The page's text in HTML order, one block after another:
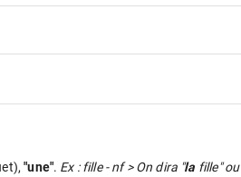
"une". Ex : fille - nf > On dira "la fille" ou